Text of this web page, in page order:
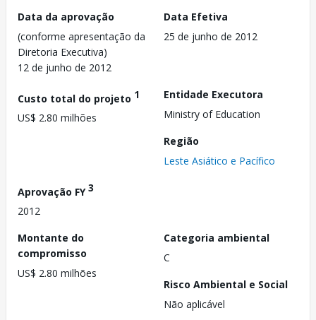
Data da aprovação
(conforme apresentação da
Diretoria Executiva)
12 de junho de 2012
Data Efetiva
25 de junho de 2012
Custo total do projeto 1
US$ 2.80 milhões
Entidade Executora
Ministry of Education
Região
Leste Asiático e Pacífico
Aprovação FY3
2012
Montante do
compromisso
US$ 2.80 milhões
Categoria ambiental
C
Risco Ambiental e Social
Não aplicável